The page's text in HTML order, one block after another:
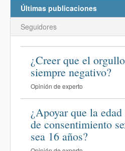
Últimas publicaciones
Seguidores
¿Creer que el
siempre negativo?
Opinión de experto
¿Apoyar que la
de consentimiento
sea 16 años?